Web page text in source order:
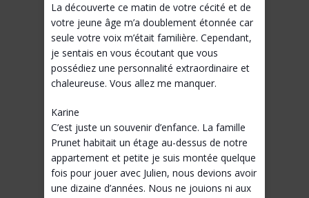
La découverte ce matin de votre cécité et de
votre jeune âge m’a doublement étonnée car
seule votre voix m’était familière. Cependant,
je sentais en vous écoutant que vous
possédiez une personnalité extraordinaire et
chaleureuse. Vous allez me manquer.
Karine
C’est juste un souvenir d’enfance. La famille
Prunet habitait un étage au-dessus de notre
appartement et petite je suis montée quelque
fois pour jouer avec Julien, nous devions avoir
une dizaine d’années. Nous ne jouions ni aux